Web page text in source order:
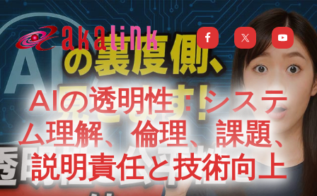
k
i
p
o
p
r
i
m
k
i
p
o
m
a
i
n
k
i
p
o
p
r
i
m
k
i
p
o
f
o
o
t
はじめてのAI、DXならアカリンク
IT
の
発
と
共
DX/AI
推
進
を
行
い、
進
化
し
続
AIの透明性：システ
ム理解、倫理、課題、
説明責任と技術向上